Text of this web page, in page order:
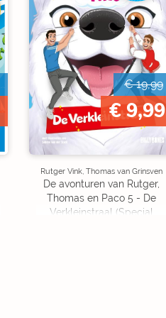
€ 19,99
€ 9,99
Rutger Vink, Thomas van Grinsven
De avonturen van Rutger,
Thomas en Paco 5 - De
Verkleinstraal (Special